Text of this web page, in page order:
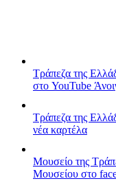
Τράπεζα της
στο YouTube
Τράπεζα της
νέα καρτέλα
Μουσείο της
Μουσείου στο